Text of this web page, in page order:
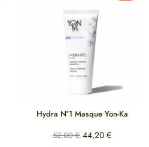
Hydra N°1 Masque Yon-Ka
52,00€ 44,20 €